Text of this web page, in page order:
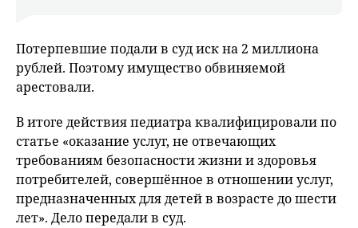
Потерпевшие подали в суд иск на 2 миллиона
рублей. Поэтому имущество обвиняемой
арестовали.
В итоге действия педиатра квалифицировали по
статье «оказание услуг, не отвечающих
требованиям безопасности жизни и здоровья
потребителей, совершённое в отношении услуг,
предназначенных для детей в возрасте до шести
лет». Дело передали в суд.